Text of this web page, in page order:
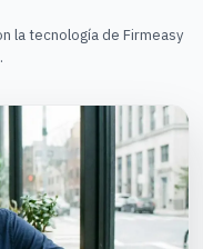
la tecnología de Firmeasy